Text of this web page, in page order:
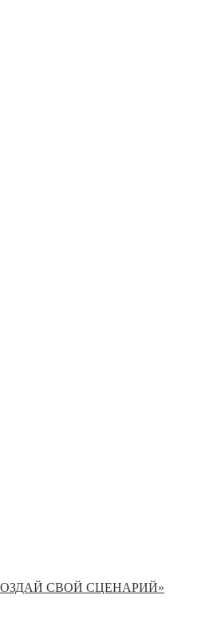
СВОЙ СЦЕНАРИЙ»